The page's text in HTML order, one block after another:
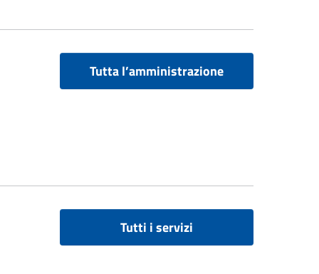
Tutta l’amministrazione
Tutti i servizi